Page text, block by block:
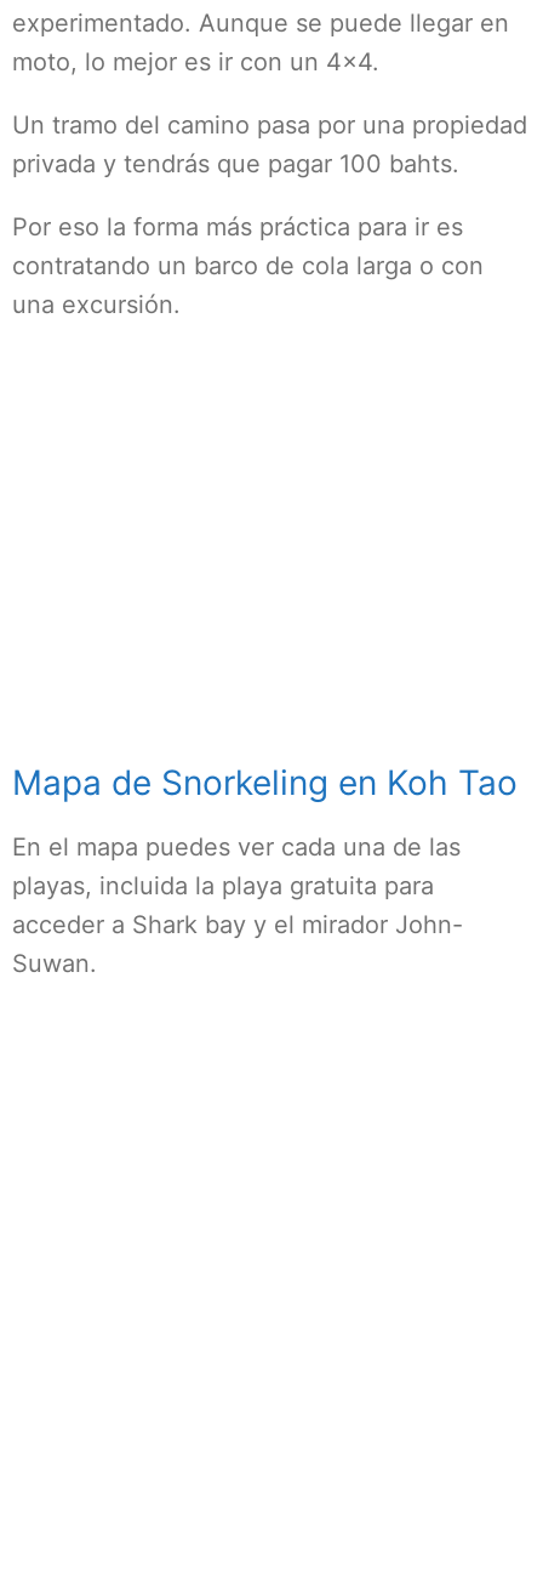
experimentado. Aunque se puede llegar en
moto, lo mejor es ir con un 4×4.
Un tramo del camino pasa por una propiedad
privada y tendrás que pagar 100 bahts.
Por eso la forma más práctica para ir es
contratando un barco de cola larga o con
una excursión.
Mapa de Snorkeling en Koh Tao
En el mapa puedes ver cada una de las
playas, incluida la playa gratuita para
acceder a Shark bay y el mirador John-
Suwan.